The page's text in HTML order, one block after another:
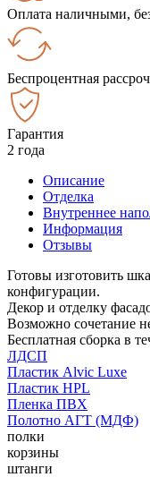
Оплата наличными,
Беспроцентная
Гарантия
2 года
Описание
Отделка
Внутреннее
Информация
Отзывы
Готовы изготовить
конфигурации.
Декор и отделку
Возможно сочетание
Бесплатная сборка в
ЛДСП
Пластик Alvic Luxe
Пластик HPL
Пленка ПВХ
Полотно АГТ (МДФ)
полки
корзины
штанги